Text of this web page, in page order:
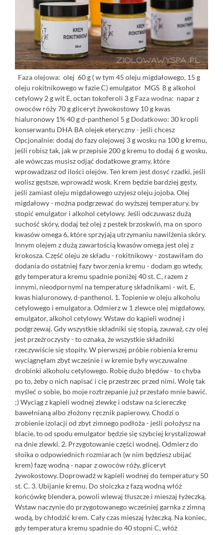
Faza olejowa: olej 60 g ( w tym 45 oleju migdałowego, 15 g
oleju rokitnikowego w fazie C) emulgator MGS 8 g alkohol
cetylowy 2 g wit E, octan tokoferoli 3 g Faza wodna: napar z
owoców róży 70 g gliceryt żywokostowy 10 g kwas
hialuronowy 1% 40 g d-panthenol 5 g Dodatkowo: 30 kropli
konserwantu DHA BA olejek eteryczny - jeśli chcesz
Opcjonalnie: dodaj do fazy olejowej 3 g wosku na 100 g kremu,
jeśli robisz tak, jak w przepisie 200 g kremu to dodaj 6 g wosku,
ale wówczas musisz odjąć dodatkowe gramy, które
wprowadzasz od ilości olejów. Ten krem jest dosyć rzadki, jeśli
wolisz gęstsze, wprowadź wosk. Krem będzie bardziej gęsty,
jeśli zamiast oleju migdałowego uzyjesz oleju jojoba. Olej
migdałowy - można podgrzewać do wyższej temperatury, by
stopić emulgator i alkohol cetylowy. Jeśli odczuwasz dużą
suchość skóry, dodaj też olej z pestek brzoskwiń, ma on sporo
kwasów omega 6, które sprzyjają utrzymaniu nawilżenia skóry.
Innym olejem z dużą zawartością kwasów omega jest olej z
krokosza. Część oleju ze składu - rokitnikowy - zostawiłam do
dodania do ostatniej fazy tworzenia kremu - dodam go wtedy,
gdy temperatura kremu spadnie poniżej 40 st. C, razem z
innymi, nieodpornymi na temperaturę składnikami - wit. E,
kwas hialuronowy, d-panthenol. 1. Topienie w oleju alkoholu
cetylowego i emulgatora. Odmierz w 1 zlewce olej migdałowy,
emulgator, alkohol cetylowy. Wstaw do kąpieli wodnej i
podgrzewaj. Gdy wszystkie składniki się stopią, zauważ, czy olej
jest przeźroczysty - to oznaka, że wszystkie składniki
rzeczywiście się stopiły. W pierwszej próbie robienia kremu
wyciągnęłam zbyt wcześnie i w kremie były wyczuwalne
drobinki alkoholu cetylowego. Robię dużo błędów - to chyba
po to, żeby o nich napisać i cię przestrzec przed nimi. Wolę tak
myśleć o sobie, bo moje roztrzepanie już przestało mnie bawić.
;) Wyciąg z kąpieli wodnej zlewkę i odstaw na ściereczkę
bawełnianą albo złożony ręcznik papierowy. Chodzi o
zrobienie izolacji od zbyt zimnego podłoża - jeśli położysz na
blacie, to od spodu emulgator będzie się szybciej krystalizował
na dnie zlewki. 2. Przygotowanie części wodnej. Odmierz do
słoika o odpowiednich rozmiarach (w nim będziesz ubijać
krem) fazę wodną - napar z owoców róży, gliceryt
żywokostowy. Doprowadź w kąpieli wodnej do temperatury 50
st. C. 3. Ubijanie kremu. Do słoiczka z fazą wodną włóż
końcówkę blendera, powoli wlewaj tłuszcze i mieszaj łyżeczką.
Wstaw naczynie do przygotowanego wcześniej garnka z zimną
wodą, by chłodzić krem. Cały czas mieszaj łyżeczką. Na koniec,
gdy temperatura kremu spadnie do 40 stopni C, włóż